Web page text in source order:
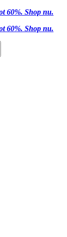
60%. Shop nu.
60%. Shop nu.